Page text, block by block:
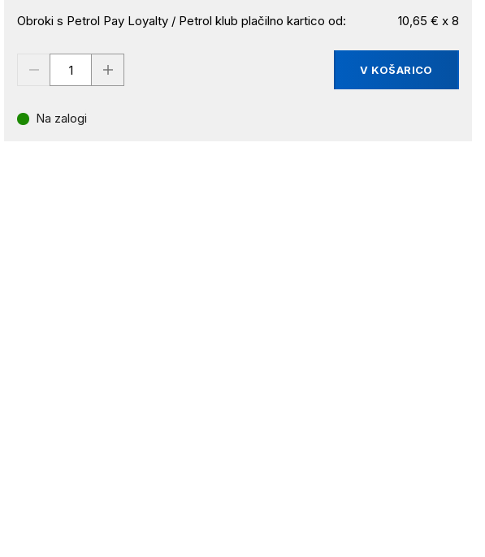
Obroki s Petrol Pay Loyalty / Petrol klub plačilno kartico od: 10,65 € x 8
V KOŠARICO
Na zalogi